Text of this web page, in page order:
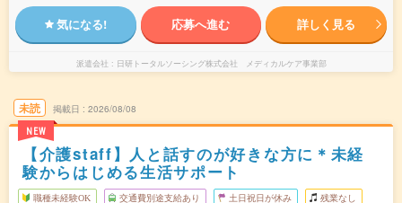
気になる! 応募へ進む 詳しく見る
派遣会社 日研トータルソーシング株式会社 メディカルケア事業部
未読
NEW
掲載日 2026/08/08
【介護staff】人と話すのが好きな方に＊未経
験からはじめる生活サポート
職種未経験OK 交通費別途支給あり 土日祝日が休み 残業なし